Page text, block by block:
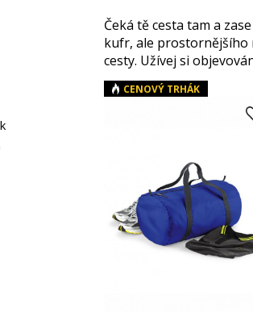
Čeká tě cesta tam a
kufr, ale prostornějšího
cesty. Užívej si
CENOVÝ TRHÁK